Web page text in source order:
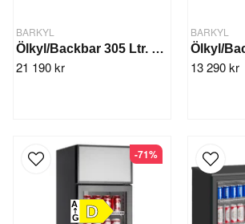
BARKYL
Ölkyl/Backbar 305 Ltr. 3x Skjutdörr
21 190 kr
BARKYL
13 290 kr
D
A
G
-71%